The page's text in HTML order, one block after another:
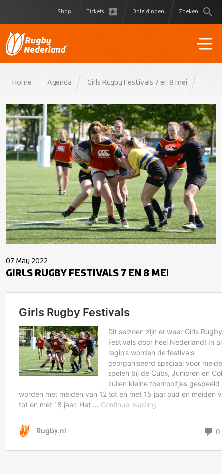
Shop Tickets Opleidingen Zoeken
Home Agenda Girls Rugby Festivals 7 en 8 mei
07 May 2022
GIRLS RUGBY FESTIVALS 7 EN 8 MEI